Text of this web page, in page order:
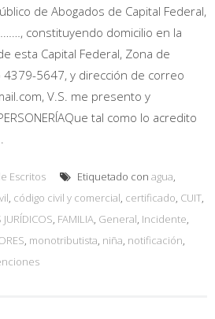
de Abogados de Capital Federal,
constituyendo domicilio en la
esta Capital Federal, Zona de
4379-5647, y dirección de correo
V.S. me presento y
tal como lo acredito
Escritos Etiquetado con agua,
, código civil y comercial, certificado, CUIT,
JURÍDICOS, FAMILIA, General, Incidente,
, monotributista, niña, notificación,